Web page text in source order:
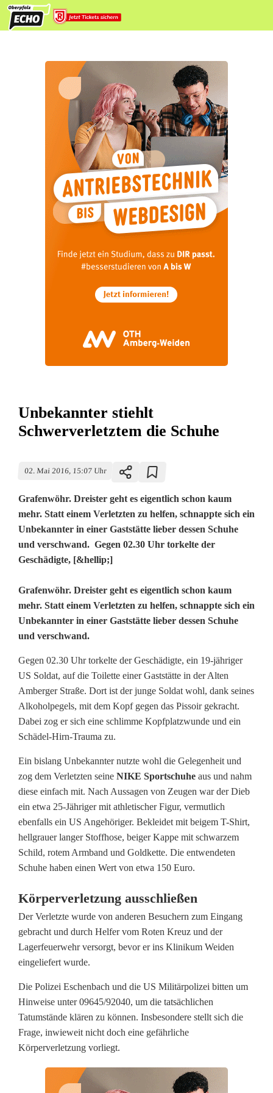
Unbekannter stiehlt
Schwerverletztem die Schuhe
02. Mai 2016, 15:07 Uhr
Grafenwöhr. Dreister geht es eigentlich schon kaum
mehr. Statt einem Verletzten zu helfen, schnappte sich ein
Unbekannter in einer Gaststätte lieber dessen Schuhe
und verschwand. Gegen 02.30 Uhr torkelte der
Geschädigte, [&hellip;]
U
n
b
e
k
a
n
n
t
e
r
s
t
i
e
h
l
t
S
c
Grafenwöhr. Dreister geht es eigentlich schon kaum
mehr. Statt einem Verletzten zu helfen, schnappte sich ein
Unbekannter in einer Gaststätte lieber dessen Schuhe
und verschwand.
Gegen 02.30 Uhr torkelte der Geschädigte, ein 19-jähriger
US Soldat, auf die Toilette einer Gaststätte in der Alten
Amberger Straße. Dort ist der junge Soldat wohl, dank seines
Alkoholpegels, mit dem Kopf gegen das Pissoir gekracht.
Dabei zog er sich eine schlimme Kopfplatzwunde und ein
Schädel-Hirn-Trauma zu.
Ein bislang Unbekannter nutzte wohl die Gelegenheit und
zog dem Verletzten seine NIKE Sportschuhe aus und nahm
diese einfach mit. Nach Aussagen von Zeugen war der Dieb
ein etwa 25-Jähriger mit athletischer Figur, vermutlich
ebenfalls ein US Angehöriger. Bekleidet mit beigem T-Shirt,
hellgrauer langer Stoffhose, beiger Kappe mit schwarzem
Schild, rotem Armband und Goldkette. Die entwendeten
Schuhe haben einen Wert von etwa 150 Euro.
Körperverletzung ausschließen
Der Verletzte wurde von anderen Besuchern zum Eingang
gebracht und durch Helfer vom Roten Kreuz und der
Lagerfeuerwehr versorgt, bevor er ins Klinikum Weiden
eingeliefert wurde.
Die Polizei Eschenbach und die US Militärpolizei bitten um
Hinweise unter 09645/92040, um die tatsächlichen
Tatumstände klären zu können. Insbesondere stellt sich die
Frage, inwieweit nicht doch eine gefährliche
Körperverletzung vorliegt.